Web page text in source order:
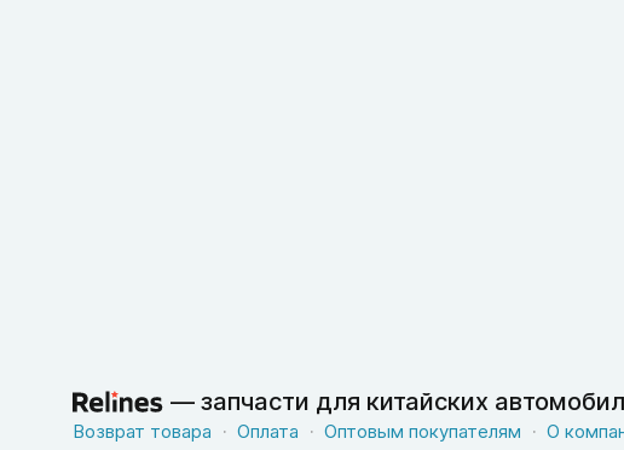
— запчасти для китайских
Возврат товара Оплата Оптовым покупателям О